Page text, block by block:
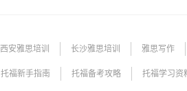
西安雅思培训 长沙雅思培训 雅思写作
toefl考试费用 雅思词汇 托福词汇
托福新手指南 托福备考攻略 托福学习资